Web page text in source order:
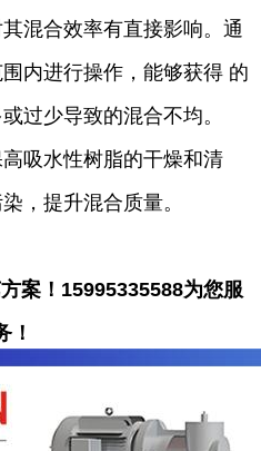
混合效率有直接影响。通
内进行操作，能够获得 的
过少导致的混合不均。
吸水性树脂的干燥和清
，提升混合质量。
案！15995335588为您服
！